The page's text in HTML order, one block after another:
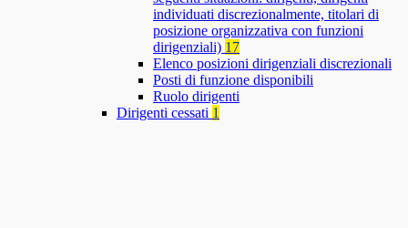
individuati discrezionalmente, titolari di
posizione organizzativa con funzioni
dirigenziali) 17
Elenco posizioni dirigenziali discrezionali
Posti di funzione disponibili
Ruolo dirigenti
Dirigenti cessati 1